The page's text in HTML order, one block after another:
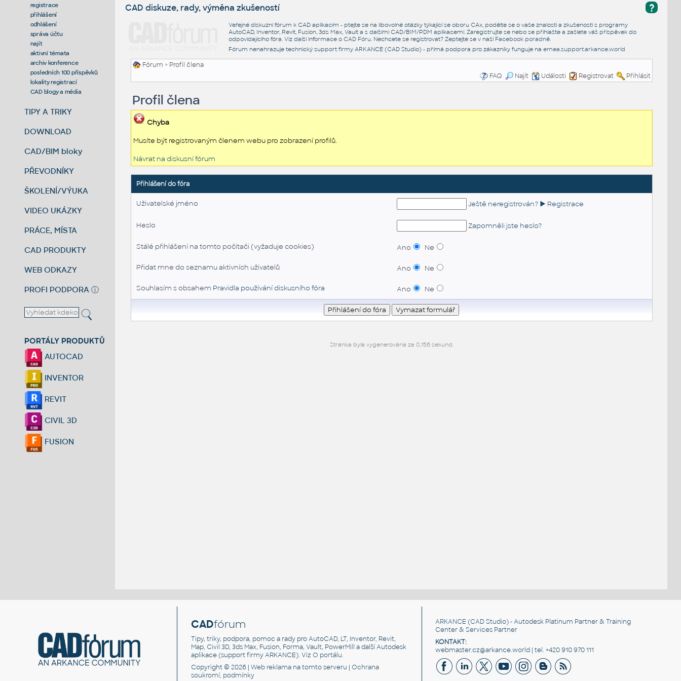
registrace
přihlášení
odhlášení
správa účtu
najít
aktivní témata
archiv konference
posledních 100 příspěvků
lokality registrací
CAD blogy a média
TIPY A TRIKY
DOWNLOAD
CAD/BIM bloky
PŘEVODNÍKY
ŠKOLENÍ/VÝUKA
VIDEO UKÁZKY
PRÁCE, MÍSTA
CAD PRODUKTY
WEB ODKAZY
PROFI PODPORA ⓘ
PORTÁLY PRODUKTŮ
AUTOCAD
INVENTOR
REVIT
CIVIL 3D
FUSION
?
CAD diskuze, rady, výměna zkušeností
Veřejné diskuzní fórum k CAD aplikacím - ptejte se na libovolné otázky týkající se oboru CAx, podělte se o vaše znalosti a zkušenosti s programy
AutoCAD, Inventor, Revit, Fusion, 3ds Max, Vault a s dalšími CAD/BIM/PDM aplikacemi. Zaregistrujte se nebo se přihlašte a zašlete váš příspěvek do
odpovídajícího fóra. Viz další informace o CAD Fóru. Nechcete se registrovat? Zeptejte se v naší Facebook poradně.
Fórum nenahrazuje technický support firmy ARKANCE (CAD Studio) - přímá podpora pro zákazníky funguje na emea.support.arkance.world
Fórum > Profil člena
FAQ
Najít Události Registrovat Přihlásit
Profil člena
Chyba
Musíte být registrovaným členem webu pro zobrazení profilů.
Návrat na diskusní fórum
Přihlášení do fóra
Uživatelské jméno Ještě neregistrován? ► Registrace
Heslo Zapomněli jste heslo?
Stálé přihlášení na tomto počítači (vyžaduje cookies) Ano Ne
Přidat mne do seznamu aktivních uživatelů Ano Ne
Souhlasím s obsahem Pravidla používání diskusního fóra Ano Ne
Stránka byla vygenerována za 0,156 sekund.
CADfórum
Tipy, triky, podpora, pomoc a rady pro AutoCAD, LT, Inventor, Revit,
Map, Civil 3D, 3ds Max, Fusion, Forma, Vault, PowerMill a další Autodesk
aplikace (support firmy ARKANCE). VizO portálu.
Copyright © 2026 |Web reklama na tomto serveru |Ochrana
soukromí, podmínky
ARKANCE (CAD Studio) - Autodesk Platinum Partner & Training
Center & Services Partner
KONTAKT:
webmaster.cz@arkance.world | tel. +420 910 970 111